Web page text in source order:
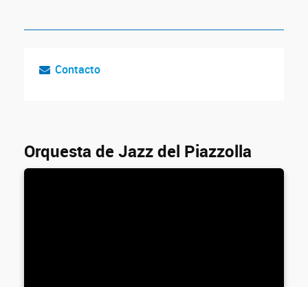
Contacto
Orquesta de Jazz del Piazzolla